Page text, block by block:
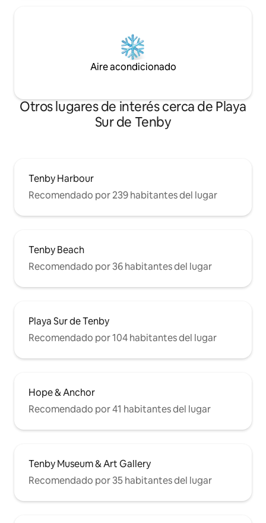
Aire acondicionado
Otros lugares de interés cerca de Playa
Sur de Tenby
Tenby Harbour
Recomendado por 239 habitantes del lugar
Tenby Beach
Recomendado por 36 habitantes del lugar
Playa Sur de Tenby
Recomendado por 104 habitantes del lugar
Hope & Anchor
Recomendado por 41 habitantes del lugar
Tenby Museum & Art Gallery
Recomendado por 35 habitantes del lugar